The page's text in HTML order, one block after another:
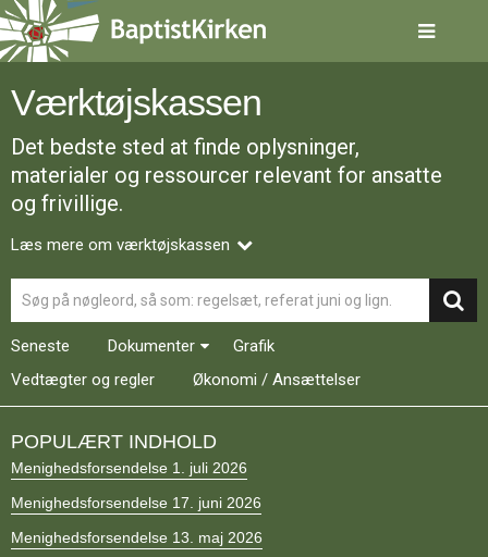
Spring
menu
over
gå
indhold Vend
tilbage
forsiden
1.0:
Forside
3.0:
Kalender
4.0:
Inspiration
5.0:
6.0:
Mission
7.0:
Om
9.0:
Forside
10.0:
Nyheder
11.0:
Kalender
13.0:
Værktøjskassen
Værktøjskassen
Det bedste sted at finde oplysninger,
materialer og ressourcer relevant for ansatte
og frivillige.
Læs mere om værktøjskassen
Seneste Dokumenter
Grafik
Vedtægter og regler
Økonomi / Ansættelser
POPULÆRT INDHOLD
Menighedsforsendelse 1. juli 2026
Menighedsforsendelse 17. juni 2026
Menighedsforsendelse 13. maj 2026